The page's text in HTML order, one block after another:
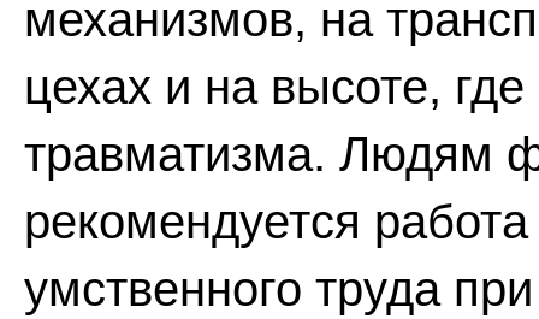
механизмов, на
цехах и на высоте,
травматизма. Людям
рекомендуется
умственного труда